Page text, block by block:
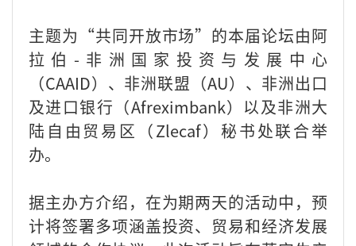
主题为“共同开放市场”的本届论坛由阿
拉伯-非洲国家投资与发展中心
（CAAID）、非洲联盟（AU）、非洲出口
及进口银行（Afreximbank）以及非洲大
陆自由贸易区（Zlecaf）秘书处联合举
办。
据主办方介绍，在为期两天的活动中，预
计将签署多项涵盖投资、贸易和经济发展